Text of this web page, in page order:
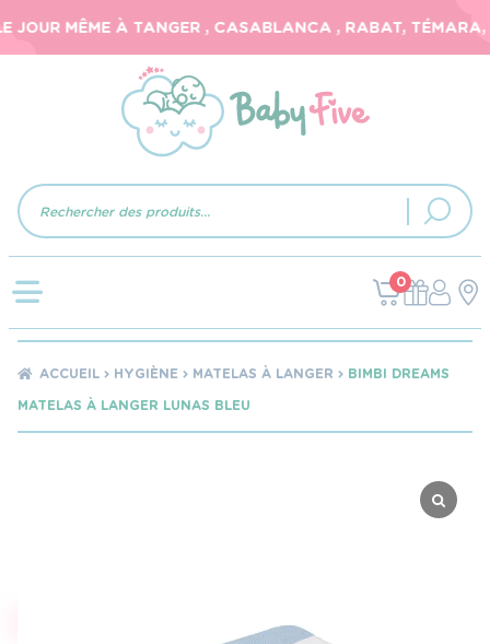
MÊME À TANGER , CASABLANCA , RABAT, TÉMARA,
Recherche
de
produits
0
ACCUEIL HYGIÈNE MATELAS À LANGER
BIMBI DREAMS
MATELAS À LANGER LUNAS BLEU